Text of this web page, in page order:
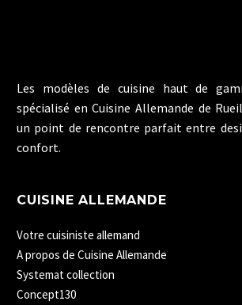
Les modèles de cuisine haut de
spécialisé en Cuisine Allemande de
un point de rencontre parfait entre
confort.
CUISINE ALLEMANDE
Votre cuisiniste allemand
A propos de Cuisine Allemande
Systemat collection
Concept130